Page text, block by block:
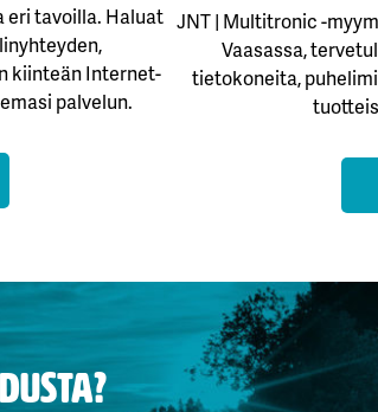
eri tavoilla. Haluat
kiinteän Internet-
palvelun.
JNT | Multitronic -
Vaasassa,
tietokoneita,